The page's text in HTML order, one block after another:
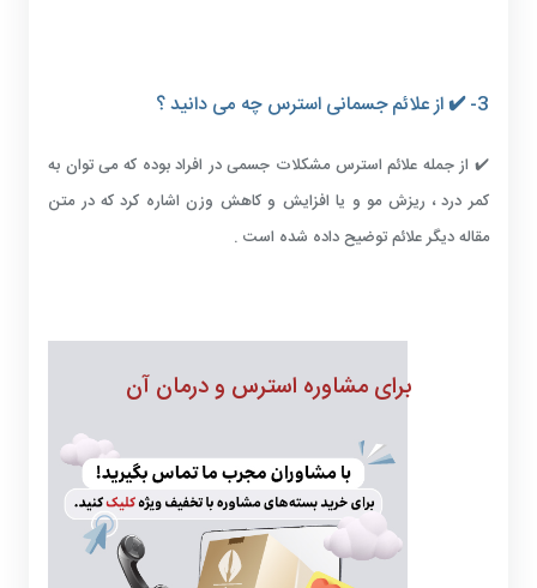
3- ✔️ از علائم جسمانی استرس چه می دانید ؟
✔️ از جمله علائم استرس مشکلات جسمی در افراد بوده که می توان به
کمر درد ، ریزش مو و یا افزایش و کاهش وزن اشاره کرد که در متن
مقاله دیگر علائم توضیح داده شده است .
برای مشاوره استرس و درمان آن